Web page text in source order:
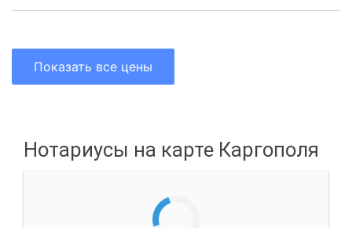
Показать все цены
Нотариусы на карте Каргополя